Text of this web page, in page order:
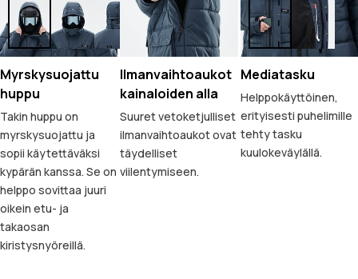
Myrskysuojattu
huppu
Takin huppu on
myrskysuojattu ja
sopii käytettäväksi
kypärän kanssa. Se on
helppo sovittaa juuri
oikein etu- ja
takaosan
kiristysnyöreillä.
Ilmanvaihtoaukot
kainaloiden alla
Suuret vetoketjulliset
ilmanvaihtoaukot ovat
täydelliset
viilentymiseen.
Mediatasku
Helppokäyttöinen,
erityisesti puhelimille
tehty tasku
kuulokeväylällä.